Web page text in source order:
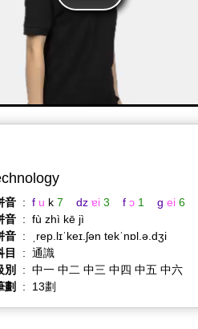
音 : f u k 7 dz ɐi 3 f ɔ 1 g ei 6
音 : fù zhì kē jì
音 :
ˌrep.lɪˈkeɪ.ʃən tekˈnɒl.ə.dʒi
目
: 通識
別
: 中一 中二 中三 中四 中五 中六
劃
: 13劃